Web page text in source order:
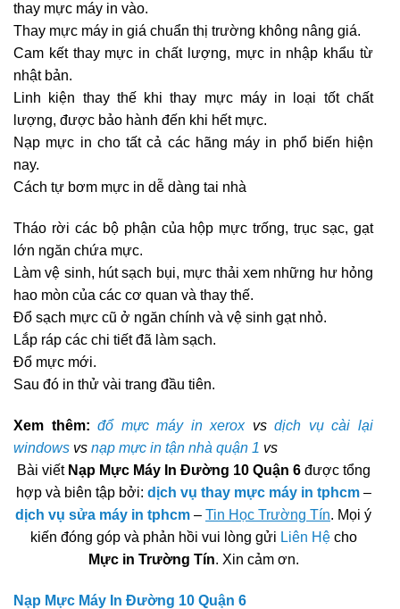
thay mực máy in vào.
Thay mực máy in giá chuẩn thị trường không nâng giá.
Cam kết thay mực in chất lượng, mực in nhập khẩu từ
nhật bản.
Linh kiện thay thế khi thay mực máy in loại tốt chất
lượng, được bảo hành đến khi hết mực.
Nạp mực in cho tất cả các hãng máy in phổ biến hiện
nay.
Cách tự bơm mực in dễ dàng tai nhà
Tháo rời các bộ phận của hộp mực trống, trục sạc, gạt
lớn ngăn chứa mực.
Làm vệ sinh, hút sạch bụi, mực thải xem những hư hỏng
hao mòn của các cơ quan và thay thế.
Đổ sạch mực cũ ở ngăn chính và vệ sinh gạt nhỏ.
Lắp ráp các chi tiết đã làm sạch.
Đổ mực mới.
Sau đó in thử vài trang đầu tiên.
Xem thêm: đổ mực máy in xeroxvsdịch vụ cài lại
windows vs nạp mực in tận nhà quận 1 vs
Bài viết Nạp Mực Máy In Đường 10 Quận 6 được tổng
hợp và biên tập bởi: dịch vụ thay mực máy in tphcm–
dịch vụ sửa máy in tphcm – Tin Học Trường Tín. Mọi ý
kiến đóng góp và phản hồi vui lòng gửi Liên Hệcho
Mực in Trường Tín. Xin cảm ơn.
Nạp Mực Máy In Đường 10 Quận 6